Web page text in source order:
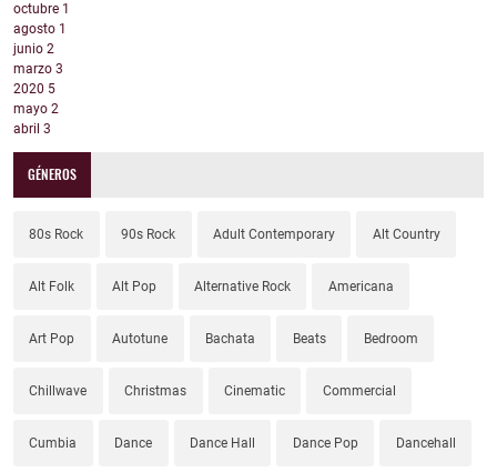
octubre 1
agosto 1
junio 2
marzo 3
2020 5
mayo 2
abril 3
GÉNEROS
80s Rock 90s Rock Adult Contemporary Alt Country
Alt Folk Alt Pop Alternative Rock Americana
Art Pop Autotune Bachata Beats Bedroom
Chillwave Christmas Cinematic Commercial
Cumbia Dance Dance Hall Dance Pop Dancehall